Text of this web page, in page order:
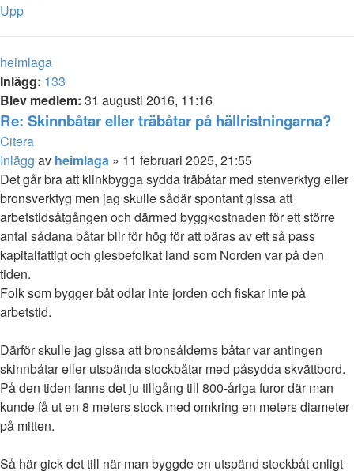
Upp
heimlaga
Inlägg: 133
Blev medlem: 31 augusti 2016, 11:16
Re: Skinnbåtar eller träbåtar på hällristningarna?
Citera
Inlägg av heimlaga » 11 februari 2025, 21:55
Det går bra att klinkbygga sydda träbåtar med stenverktyg eller
bronsverktyg men jag skulle sådär spontant gissa att
arbetstidsåtgången och därmed byggkostnaden för ett större
antal sådana båtar blir för hög för att bäras av ett så pass
kapitalfattigt och glesbefolkat land som Norden var på den
tiden.
Folk som bygger båt odlar inte jorden och fiskar inte på
arbetstid.
Därför skulle jag gissa att bronsålderns båtar var antingen
skinnbåtar eller utspända stockbåtar med påsydda skvättbord.
På den tiden fanns det ju tillgång till 800-åriga furor där man
kunde få ut en 8 meters stock med omkring en meters diameter
på mitten.
Så här gick det till när man byggde en utspänd stockbåt enligt